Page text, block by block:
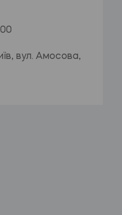
вул. Амосова,